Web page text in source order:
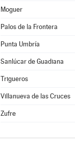
Moguer
Palos de la Frontera
Punta Umbría
Sanlúcar de Guadiana
Trigueros
Villanueva de las Cruces
Zufre